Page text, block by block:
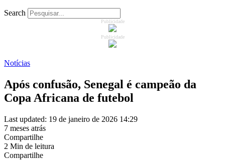
Search
Publicidade
Publicidade
Notícias
Após confusão, Senegal é campeão da
Copa Africana de futebol
Last updated: 19 de janeiro de 2026 14:29
7 meses atrás
Compartilhe
2 Min de leitura
Compartilhe